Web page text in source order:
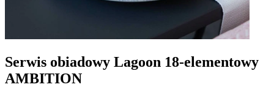
Serwis obiadowy Lagoon 18-elementowy
AMBITION